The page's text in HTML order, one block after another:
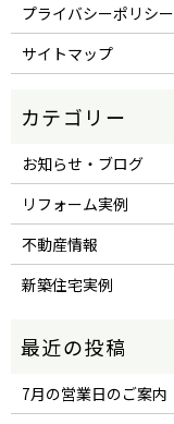
プライバシーポリシー
サイトマップ
お知らせ・ブログ
リフォーム実例
不動産情報
新築住宅実例
7月の営業日のご案内